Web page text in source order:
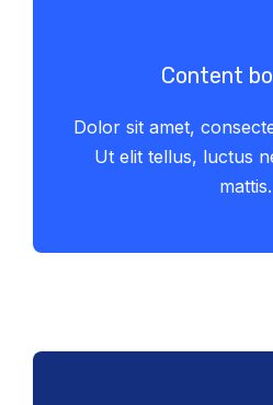
Content
Dolor sit amet,
Ut elit tellus, luctus
mattis.